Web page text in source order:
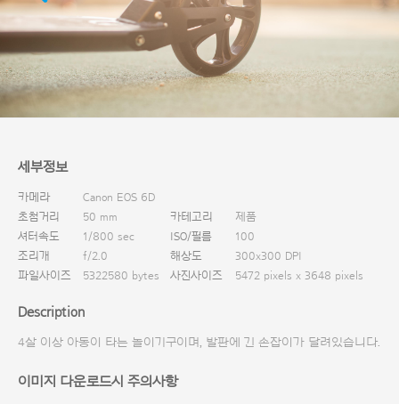
세부정보
카메라
Canon EOS 6D
초첨거리
50 mm 카테고리
제품
셔터속도
1/800 sec ISO/필름
100
조리개
f/2.0 해상도
300x300 DPI
파일사이즈
5322580 bytes 사진사이즈 5472 pixels x 3648 pixels
Description
4살 이상 아동이 타는 놀이기구이며, 발판에 긴 손잡이가 달려있습니다.
이미지 다운로드시 주의사항